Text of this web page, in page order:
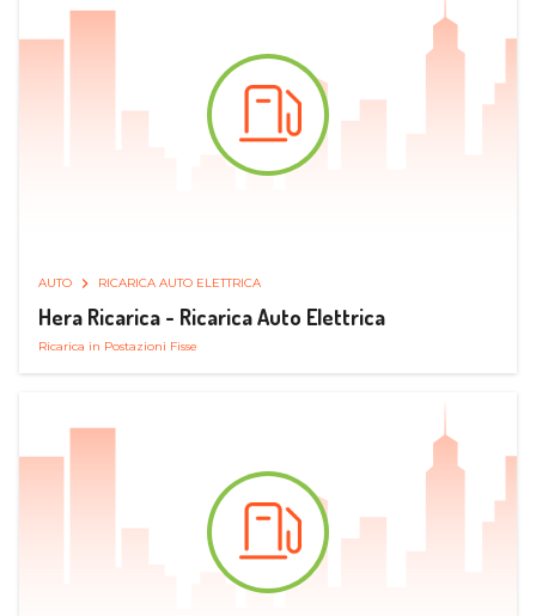
AUTO RICARICA AUTO ELETTRICA
Hera Ricarica - Ricarica Auto Elettrica
Ricarica in Postazioni Fisse